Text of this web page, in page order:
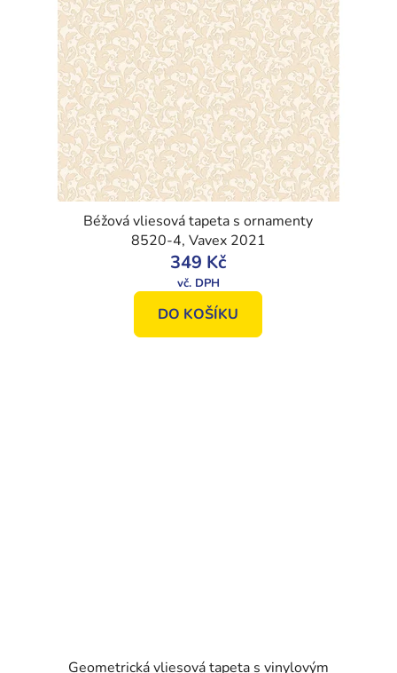
Béžová vliesová tapeta s ornamenty
8520-4, Vavex 2021
349 Kč
DO KOŠÍKU
Geometrická vliesová tapeta s vinylovým